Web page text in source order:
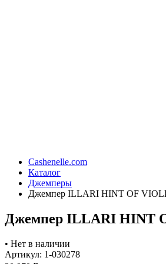
Cashenelle.com
Каталог
Джемперы
Джемпер ILLARI HINT OF
Джемпер ILLARI HINT
• Нет в наличии
Артикул: 1-030278